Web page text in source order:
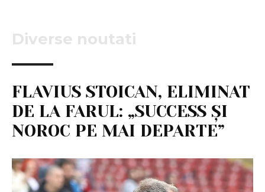
Diverse noutati
FLAVIUS STOICAN, ELIMINAT
DE LA FARUL: „SUCCESS ȘI
NOROC PE MAI DEPARTE”